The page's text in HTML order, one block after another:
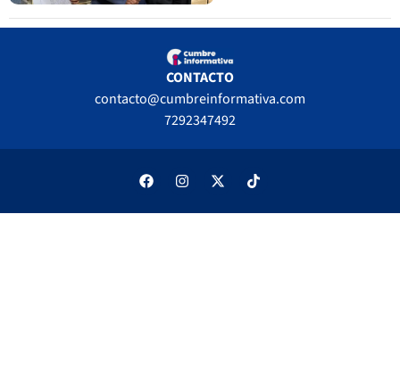
CONTACTO
contacto@cumbreinformativa.com
7292347492